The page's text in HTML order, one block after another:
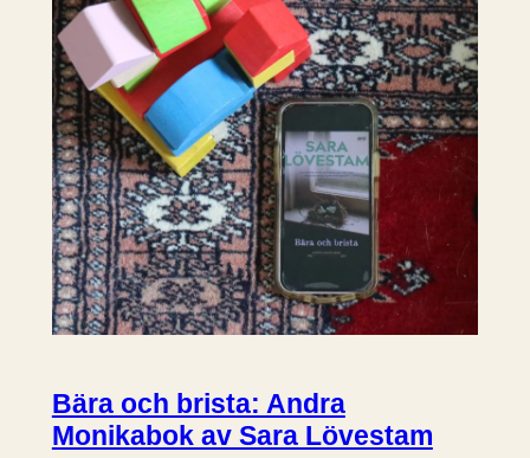
Bära och brista: Andra
Monikabok av Sara Lövestam